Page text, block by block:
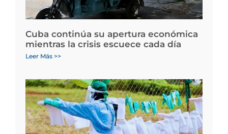
Cuba continúa su apertura económica
mientras la crisis escuece cada día
Leer Más >>